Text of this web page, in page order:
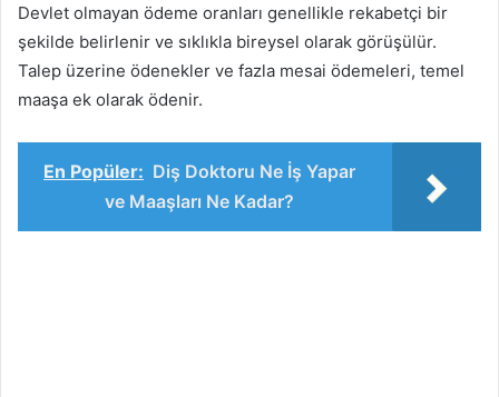
Devlet olmayan ödeme oranları genellikle rekabetçi bir
şekilde belirlenir ve sıklıkla bireysel olarak görüşülür.
Talep üzerine ödenekler ve fazla mesai ödemeleri, temel
maaşa ek olarak ödenir.
En Popüler: Diş Doktoru Ne İş Yapar
ve Maaşları Ne Kadar?